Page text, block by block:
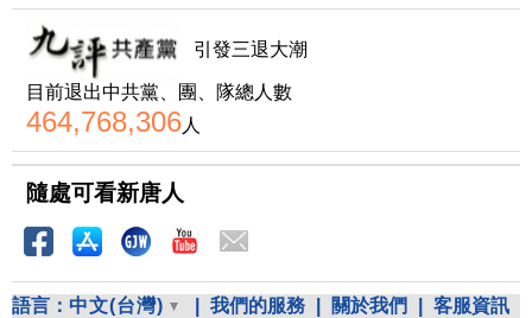
引發三退大潮
目前退出中共黨、團、隊總人數
464,768,306人
隨處可看新唐人
語言： 中文(台灣) 我們的服務 關於我們 客服資訊